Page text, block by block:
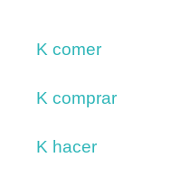
K comer
K comprar
K hacer